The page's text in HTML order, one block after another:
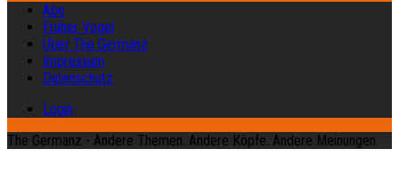
Abo
Früher Vogel
Über The Germanz
Impressum
Datenschutz
Login
The Germanz - Andere Themen. Andere Köpfe. Andere Meinungen.